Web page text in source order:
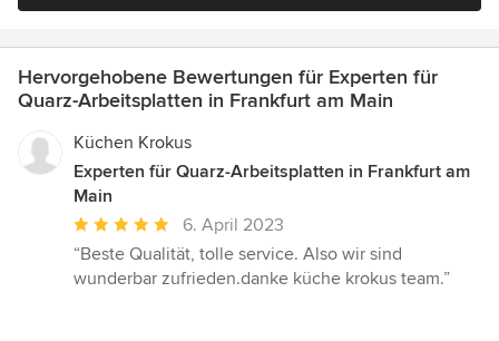
Hervorgehobene Bewertungen für Experten für
Quarz-Arbeitsplatten in Frankfurt am Main
Küchen Krokus
Experten für Quarz-Arbeitsplatten in Frankfurt am
Main
Durchschnittliche
Bewertung:
5
6. April 2023
“Beste Qualität, tolle service. Also wir sind
wunderbar zufrieden.danke küche krokus team.”